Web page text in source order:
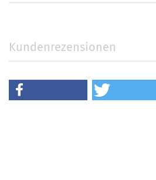
Kundenrezensionen